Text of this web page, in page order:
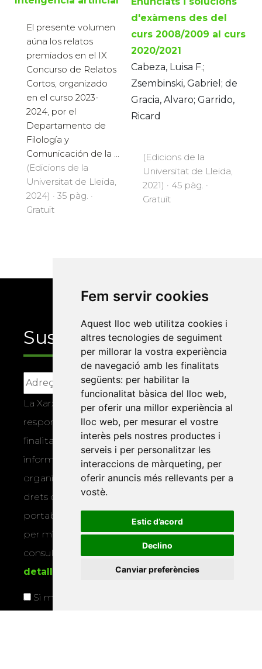
Fem servir cookies
Aquest lloc web utilitza cookies i
altres tecnologies de seguiment
per millorar la vostra experiència
de navegació amb les finalitats
següents: per habilitar la
funcionalitat bàsica del lloc web,
per oferir una millor experiència al
lloc web, per mesurar el vostre
interès pels nostres productes i
serveis i per personalitzar les
interaccions de màrqueting, per
oferir anuncis més rellevants per a
vostè.
Estic d’acord
Declino
Canviar preferències
El presente volumen
aúna los relatos
premiados en el IX
Concurso de Relatos
Cortos, organizado
en el curso 2023-
2024, por el
Departamento de
Filología y
Comunicación de la ...
(Edicions de la
Universitat de Lleida,
2024) · 35 pàg. ·
Gratuït
d'exàmens des del
curs 2008/2009 al curs
2020/2021
Cabeza, Luisa F.;
Zsembinski, Gabriel; de
Gracia, Alvaro; Garrido,
Ricard
(Edicions de la
Universitat de Lleida,
2021) · 45 pàg. ·
Gratuït
Suscriu-te
La Xarxa Vives d’Universitats, com a
responsable, tractarà les vostres dades amb la
finalitat de gestionar la vostra subscripció i
informar-vos dels actes i activitats que
organitza la Xarxa Vives. Podeu exercir els
drets d’accés, rectificació, supressió,
portabilitat, limitació o oposició al tractament
per mitjans físics o electrònics. Podeu
consultar la
informació addicional i
detallada sobre protecció de dades
Si marqueu aquesta casella, consentiu que